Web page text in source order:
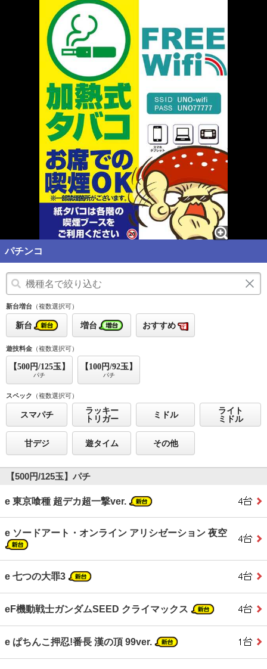
パチンコ
新台増台 （複数選択可）
新台 増台 おすすめ
遊技料金 （複数選択可）
【500円/125玉】
パチ
【100円/92玉】
パチ
スペック （複数選択可）
スマパチ
ラッキー
トリガー
ミドル
ライト
ミドル
甘デジ 遊タイム その他
【500円/125玉】パチ
e 東京喰種 超デカ超一撃ver.
e ソードアート・オンライン アリシゼーション 夜空
e 七つの大罪3
eF機動戦士ガンダムSEED クライマックス
e ぱちんこ押忍!番長 漢の頂 99ver.